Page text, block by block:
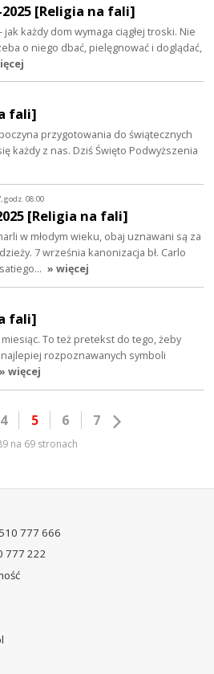
2025 [Religia na fali]
- jak każdy dom wymaga ciągłej troski. Nie
o niego dbać, pielęgnować i doglądać,
fali]
przygotowania do świątecznych
każdy z nas. Dziś Święto Podwyższenia
godz. 08:00
[Religia na fali]
w młodym wieku, obaj uznawani są za
7 września kanonizacja bł. Carlo
» więcej
fali]
To też pretekst do tego, żeby
rozpoznawanych symboli
» więcej
4 5 6 7
na 69 stronach
777 666
777 222